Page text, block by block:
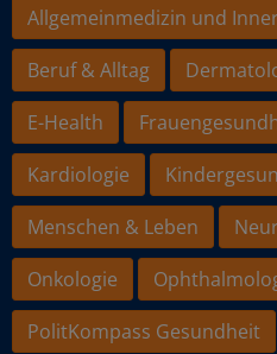
Allgemeinmedizin und
Beruf & Alltag
E-Health
Kardiologie
Menschen & Leben
Onkologie
PolitKompass Gesundheit